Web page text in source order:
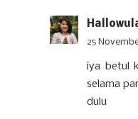
25
iya betul
selama
dulu